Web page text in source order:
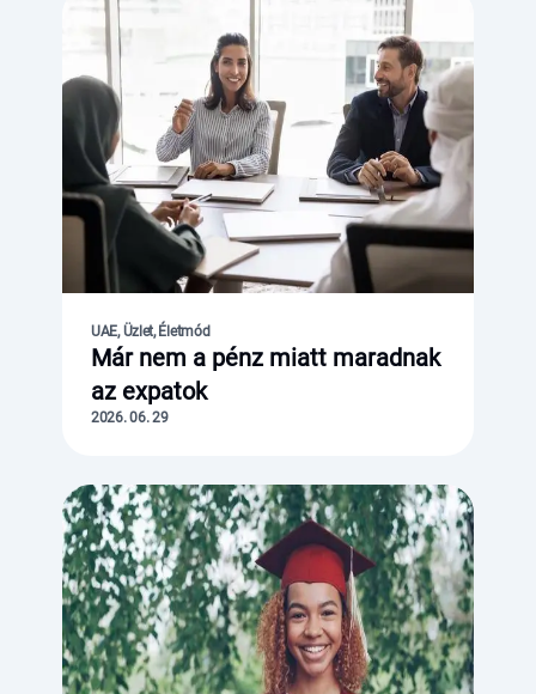
UAE, Üzlet, Életmód
Már nem a pénz miatt maradnak
az expatok
2026. 06. 29